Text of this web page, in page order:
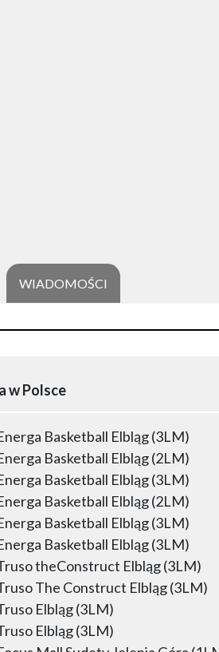
WIADOMOŚCI
w Polsce
Basketball Elbląg (3LM)
Basketball Elbląg (2LM)
Basketball Elbląg (3LM)
Basketball Elbląg (2LM)
Basketball Elbląg (3LM)
Basketball Elbląg (3LM)
theConstruct Elbląg (3LM)
The Construct Elbląg (3LM)
Elbląg (3LM)
Elbląg (3LM)